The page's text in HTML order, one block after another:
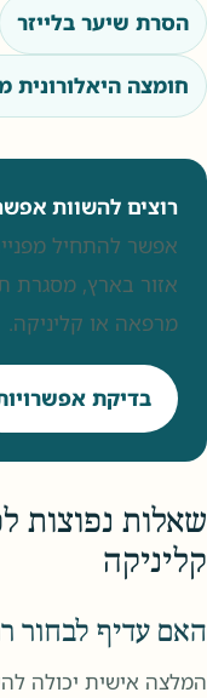
הסרת שיער בלייזר
חומצה היאלורונית מחיר
רוצים להשוות
אפשר להתחיל
אזור בארץ, מסגרת
מרפאה או קליניקה.
בדיקת
שאלות נפוצות
קליניקה
האם עדיף לבחור
המלצה אישית יכולה